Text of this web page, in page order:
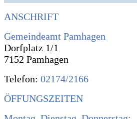
ANSCHRIFT
Gemeindeamt Pamhagen
Dorfplatz 1/1
7152 Pamhagen
Telefon: 02174/2166
ÖFFUNGSZEITEN